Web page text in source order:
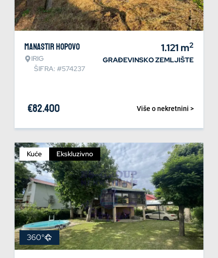
Manastir Hopovo
IRIG
ŠIFRA: #574237
1.121 m2
GRAĐEVINSKO ZEMLJIŠTE
Više o nekretnini >
€82.400
Kuće Ekskluzivno
360°